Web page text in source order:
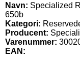
Navn: Specialized
650b
Kategori:
Producent:
Varenummer:
EAN: